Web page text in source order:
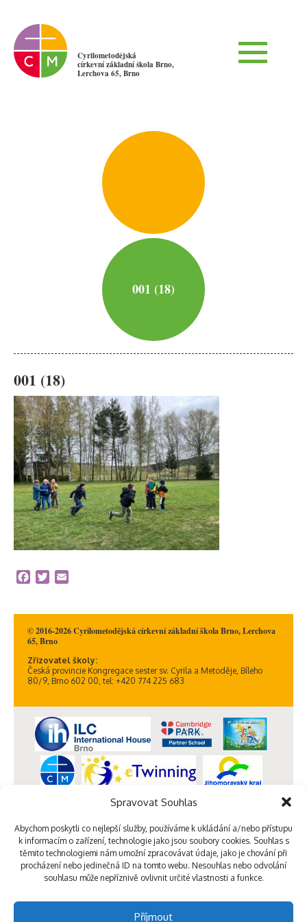
Spravovat Souhlas
Abychom poskytli co nejlepší služby, používáme k ukládání a/nebo přístupu
k informacím o zařízení, technologie jako jsou soubory cookies. Souhlas s
těmito technologiemi nám umožní zpracovávat údaje, jako je chování při
procházení nebo jedinečná ID na tomto webu. Nesouhlas nebo odvolání
souhlasu může nepříznivě ovlivnit určité vlastnosti a funkce.
Příjmout
Cyrilometodějská
církevní základní škola Brno,
Lerchova 65, Brno
001 (18)
001 (18)
Facebook
Twitter
© 2016-2026 Cyrilometodějská církevní základní škola Brno, Lerchova
65, Brno
Zřizovatel školy:
Česká provincie Kongregace sester sv. Cyrila a Metoděje, Bíleho
80/9, Brno 602 00, tel: +420 774 225 683